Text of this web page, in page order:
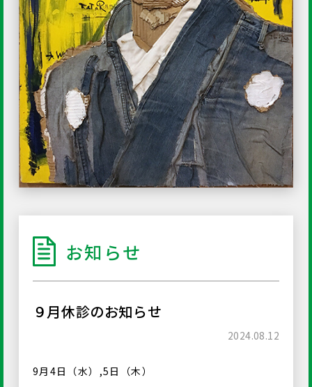
お知らせ
９月休診のお知らせ
2024.08.12
9月4日（水）,5日（木）